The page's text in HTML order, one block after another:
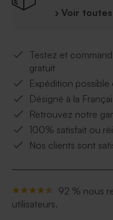
› Voir
Testez et
gratuit
Expédition
Désigné à la
Retrouvez notre
100% satisfait ou
Nos clients sont
92 % nous
utilisateurs.